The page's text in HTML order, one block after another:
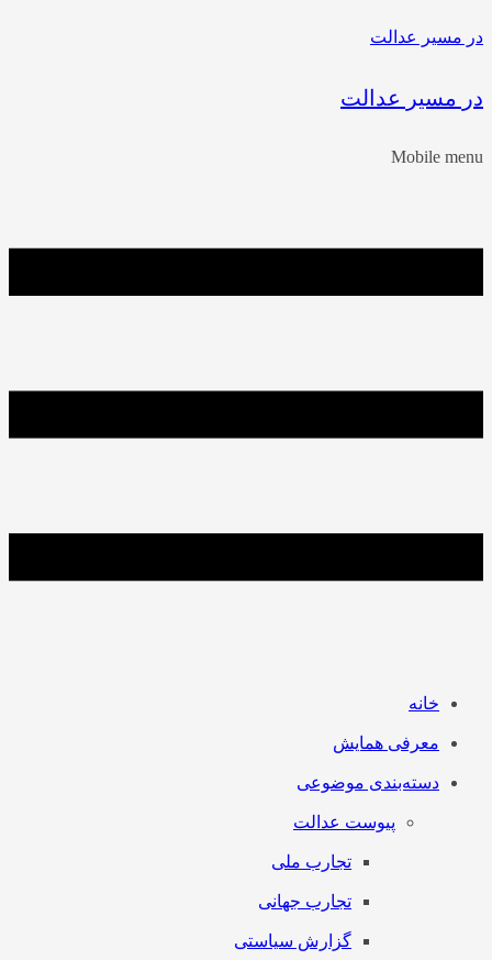
در مسیر عدالت
در مسیر عدالت
Mobile menu
خانه
معرفی همایش
دسته‌بندی موضوعی
پیوست عدالت
تجارب ملی
تجارب جهانی
گزارش سیاستی